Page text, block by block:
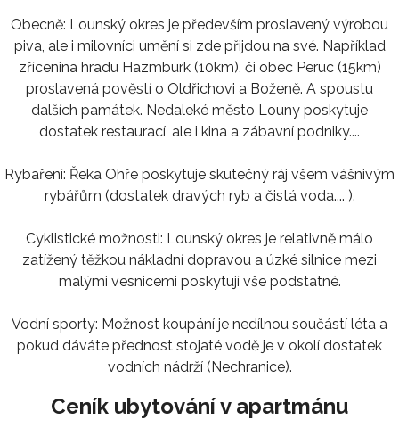
Obecně: Lounský okres je především proslavený výrobou
piva, ale i milovníci umění si zde přijdou na své. Například
zřícenina hradu Hazmburk (10km), či obec Peruc (15km)
proslavená pověstí o Oldřichovi a Boženě. A spoustu
dalších památek. Nedaleké město Louny poskytuje
dostatek restaurací, ale i kina a zábavní podniky....
Rybaření: Řeka Ohře poskytuje skutečný ráj všem vášnivým
rybářům (dostatek dravých ryb a čistá voda.... ).
Cyklistické možnosti: Lounský okres je relativně málo
zatížený těžkou nákladní dopravou a úzké silnice mezi
malými vesnicemi poskytují vše podstatné.
Vodní sporty: Možnost koupání je nedílnou součástí léta a
pokud dáváte přednost stojaté vodě je v okolí dostatek
vodních nádrží (Nechranice).
Ceník ubytování v apartmánu